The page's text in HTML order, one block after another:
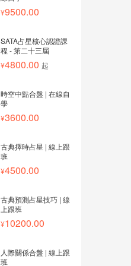
9500.00
SATA占星核心認證課
程 - 第二十三屆
4800.00 起
時空中點合盤 | 在線自
學
3600.00
古典擇時占星 | 線上跟
班
4500.00
古典預測占星技巧 | 線
上跟班
10200.00
人際關係合盤 | 線上跟
班